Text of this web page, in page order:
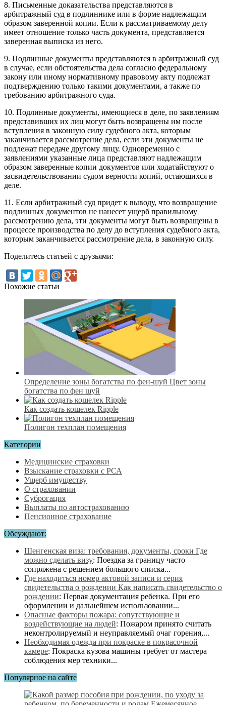
8. Письменные доказательства представляются в
арбитражный суд в подлиннике или в форме надлежащим
образом заверенной копии. Если к рассматриваемому делу
имеет отношение только часть документа, представляется
заверенная выписка из него.
9. Подлинные документы представляются в арбитражный суд
в случае, если обстоятельства дела согласно федеральному
закону или иному нормативному правовому акту подлежат
подтверждению только такими документами, а также по
требованию арбитражного суда.
10. Подлинные документы, имеющиеся в деле, по заявлениям
представивших их лиц могут быть возвращены им после
вступления в законную силу судебного акта, которым
заканчивается рассмотрение дела, если эти документы не
подлежат передаче другому лицу. Одновременно с
заявлениями указанные лица представляют надлежащим
образом заверенные копии документов или ходатайствуют о
засвидетельствовании судом верности копий, остающихся в
деле.
11. Если арбитражный суд придет к выводу, что возвращение
подлинных документов не нанесет ущерб правильному
рассмотрению дела, эти документы могут быть возвращены в
процессе производства по делу до вступления судебного акта,
которым заканчивается рассмотрение дела, в законную силу.
Поделитесь статьей с друзьями:
Похожие статьи
Определение зоны богатства по фен-шуй Цвет зоны
богатства по фен шуй
Как создать кошелек Ripple
Полигон техплан помещения
Категории
Медицинские страховки
Взыскание страховки с РСА
Ущерб имуществу
О страховании
Суброгация
Выплаты по автострахованию
Пенсионное страхование
Обсуждают:
Шенгенская виза: требования, документы, сроки Где
можно сделать визу: Поездка за границу часто
сопряжена с решением большого списка...
Где находиться номер актовой записи и серия
свидетельства о рождении Как написать свидетельство о
рождении: Первая документация ребенка. При его
оформлении и дальнейшем использовании...
Опасные факторы пожара: сопутствующие и
воздействующие на людей: Пожаром принято считать
неконтролируемый и неуправляемый очаг горения,...
Необходимая одежда при покраске в покрасочной
камере: Покраска кузова машины требует от мастера
соблюдения мер техники...
Популярное на сайте